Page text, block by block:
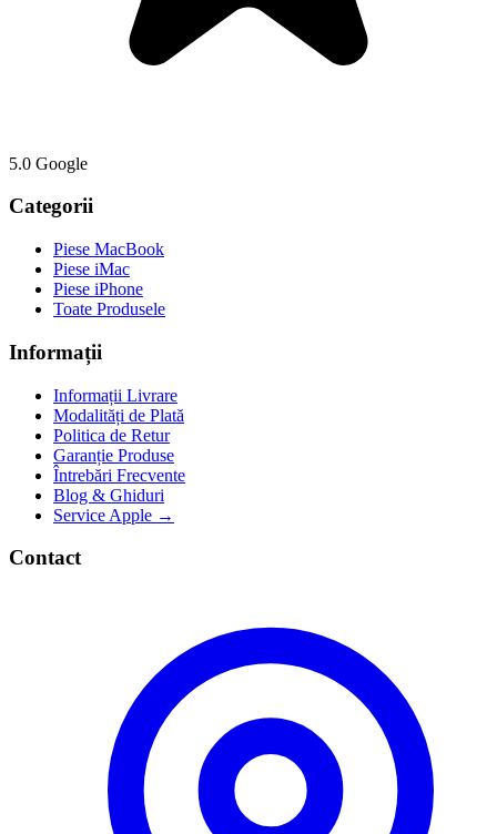
5.0 Google
Categorii
Piese MacBook
Piese iMac
Piese iPhone
Toate Produsele
Informații
Informații Livrare
Modalități de Plată
Politica de Retur
Garanție Produse
Întrebări Frecvente
Blog & Ghiduri
Service Apple →
Contact